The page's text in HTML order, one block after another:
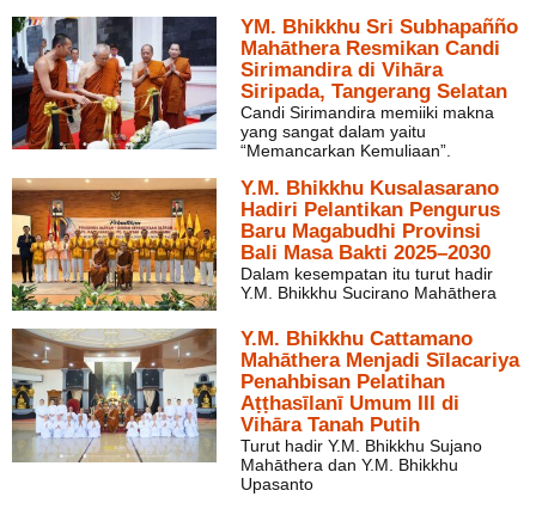
YM. Bhikkhu Sri Subhapañño
Mahāthera Resmikan Candi
Sirimandira di Vihāra
Siripada, Tangerang Selatan
Candi Sirimandira memiiki makna
yang sangat dalam yaitu
“Memancarkan Kemuliaan”.
Y.M. Bhikkhu Kusalasarano
Hadiri Pelantikan Pengurus
Baru Magabudhi Provinsi
Bali Masa Bakti 2025–2030
Dalam kesempatan itu turut hadir
Y.M. Bhikkhu Sucirano Mahāthera
Y.M. Bhikkhu Cattamano
Mahāthera Menjadi Sīlacariya
Penahbisan Pelatihan
Aṭṭhasīlanī Umum III di
Vihāra Tanah Putih
Turut hadir Y.M. Bhikkhu Sujano
Mahāthera dan Y.M. Bhikkhu
Upasanto